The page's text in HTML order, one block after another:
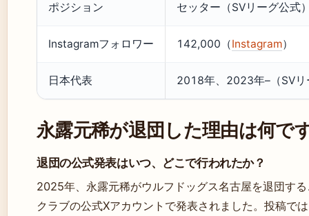
ポジション セッター（SVリーグ公式
Instagramフォロワー 142,000（Instagram）
日本代表 2018年、2023年–（SVリ
永露元稀が退団した理由は何で
退団の公式発表はいつ、どこで行われたか？
2025年、永露元稀がウルフドッグス名古屋を退団す
クラブの公式Xアカウントで発表されました。投稿で